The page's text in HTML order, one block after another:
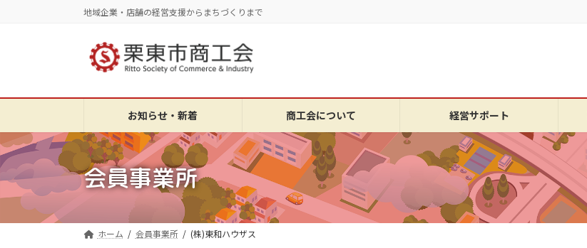
へ
ッ
プ
ョ
移
動
地域企業・店舗の経営支援からまちづくりまで
お知らせ・新着 商工会について 経営サポート
会員事業所
ホーム 会員事業所 (株)東和ハウザス